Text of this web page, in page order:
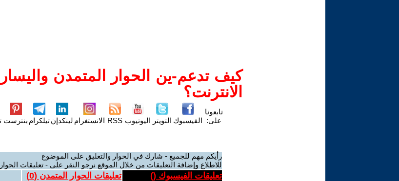
كيف تدعم-ين الحوار المتمدن واليسار
الانترنت؟
تابعونا
على: الفيسبوك التويتر اليوتيوب RSS الانستغرام لينكدإنتيلكرام بنترست
رأيكم مهم للجميع - شارك في الحوار والتعليق على الموضوع
للاطلاع وإضافة التعليقات من خلال الموقع نرجو النقر على - تعليقات
تعليقات الفيسبوك () تعليقات الحوار المتمدن (0
)